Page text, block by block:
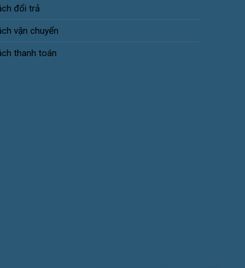
đổi trả
vận chuyển
thanh toán